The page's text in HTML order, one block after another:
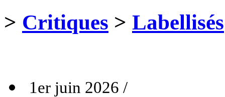
> Critiques > Labellisés
1er juin 2026 /